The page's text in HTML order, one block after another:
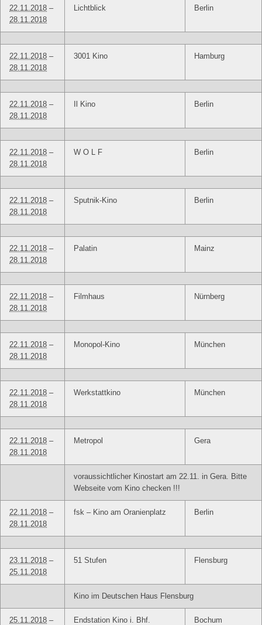
22.11.2018 –
28.11.2018
Lichtblick Berlin
22.11.2018 –
28.11.2018
3001 Kino Hamburg
22.11.2018 –
28.11.2018
Il Kino Berlin
22.11.2018 –
28.11.2018
W O L F Berlin
22.11.2018 –
28.11.2018
Sputnik-Kino Berlin
22.11.2018 –
28.11.2018
Palatin Mainz
22.11.2018 –
28.11.2018
Filmhaus Nürnberg
22.11.2018 –
28.11.2018
Monopol-Kino München
22.11.2018 –
28.11.2018
Werkstattkino München
22.11.2018 –
28.11.2018
Metropol Gera
voraussichtlicher Kinostart am 22.11. in Gera. Bitte
Webseite vom Kino checken !!!
22.11.2018 –
28.11.2018
fsk – Kino am Oranienplatz Berlin
23.11.2018 –
25.11.2018
51 Stufen Flensburg
Kino im Deutschen Haus Flensburg
25.11.2018 –
Endstation Kino i. Bhf.
Bochum